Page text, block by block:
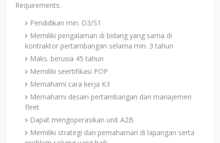
Requirements:
Pendidikan min. D3/S1
Memiliki pengalaman di bidang yang sama di
kontraktor pertambangan selama min. 3 tahun
Maks. berusia 45 tahun
Memiliki seertifikasi POP
Memahami cara kerja K3
Memahami desain pertambangan dan manajemen
fleet
Dapat mengoperasikan unit A2B
Memiliki strategi dan pemahaman di lapangan serta